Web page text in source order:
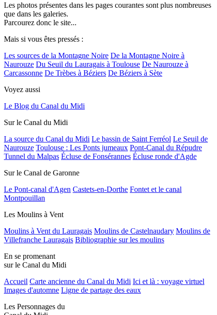
Les photos présentes dans les pages courantes sont plus nombreuses
que dans les galeries.
Parcourez donc le site...
Mais si vous êtes pressés :
Les sources de la Montagne Noire De la Montagne Noire à
Naurouze Du Seuil du Lauragais à Toulouse De Naurouze à
Carcassonne De Trèbes à Béziers De Béziers à Sète
Voyez aussi
Le Blog du Canal du Midi
Sur le Canal du Midi
La source du Canal du Midi Le bassin de Saint Ferréol Le Seuil de
Naurouze Toulouse : Les Ponts jumeaux Pont-Canal du Répudre
Tunnel du Malpas Écluse de Fonsérannes Écluse ronde d'Agde
Sur le Canal de Garonne
Le Pont-canal d'Agen Castets-en-Dorthe Fontet et le canal
Montpouillan
Les Moulins à Vent
Moulins à Vent du Lauragais Moulins de Castelnaudary Moulins de
Villefranche Lauragais Bibliographie sur les moulins
En se promenant
sur le Canal du Midi
Accueil Carte ancienne du Canal du Midi Ici et là : voyage virtuel
Images d'automne Ligne de partage des eaux
Les Personnages du